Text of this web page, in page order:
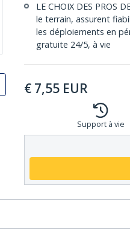
LE CHOIX DES PROS
le terrain, assurent
les déploiements en
gratuite 24/5, à vie
€ 7,55 EUR
Support à vie